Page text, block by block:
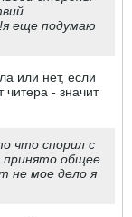
еще подумаю
или нет, если
- значит
что спорил с
принято общее
не мое дело я